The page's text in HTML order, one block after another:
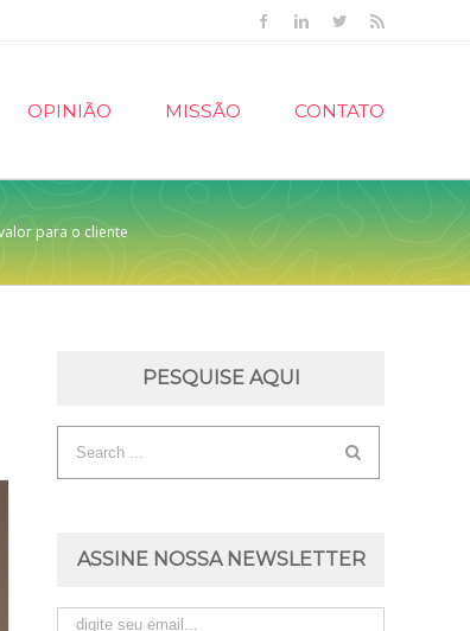
FacebookLinkedinTwitter
OPINIÃO MISSÃO CONTATO
para o cliente
PESQUISE AQUI
ASSINE NOSSA NEWSLETTER